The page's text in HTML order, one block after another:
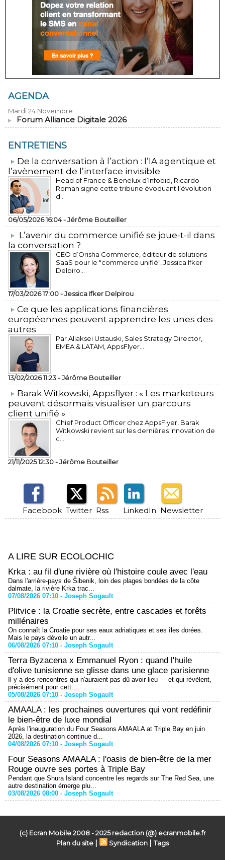
AGENDA
Mardi 24 Novembre
Forum Alliance Digitale 2026
ENTRETIENS
​De la conversation à l’action : l’IA agentique et
l’avènement de l’interface invisible
Head of France & Benelux d’Infobip, Ricardo
Roman signe cette tribune évoquant l’évolution
d...
06/05/2026 16:04 -Jérôme Bouteiller
L’avenir du commerce unifié se joue-t-il dans
la conversation ?
CEO d’Orisha Commerce, éditeur de solutions
SaaS pour le "commerce unifié", Jessica Ifker
Delpiro...
17/03/2026 17:00 -Jessica Ifker Delpirou
​Ce que les applications financières
européennes peuvent apprendre les unes des
autres
Par Aliaksei Ustauski, Sales Strategy Director,
EMEA & LATAM, AppsFlyer...
13/02/2026 11:23 -Jérôme Bouteiller
​Barak Witkowski, Appsflyer : « Les marketeurs
peuvent désormais visualiser un parcours
client unifié »
Chief Product Officer chez AppsFlyer, ​Barak
Witkowski revient sur les dernières innovation de
c...
21/11/2025 12:30 -Jérôme Bouteiller
Facebook Twitter Rss LinkedIn Newsletter
A LIRE SUR ECOLOCHIC
Krka : au fil d'une rivière où l'histoire coule avec l'eau
Dans l'arrière-pays de Šibenik, loin des plages bondées de la côte
dalmate, la rivière Krka trac...
07/08/2026 07:10 - Joseph Sogault
Plitvice : la Croatie secrète, entre cascades et forêts
millénaires
On connaît la Croatie pour ses eaux adriatiques et ses îles dorées.
Mais le pays dévoile un autr...
06/08/2026 07:10 - Joseph Sogault
Terra Byzacena x Emmanuel Ryon : quand l'huile
d'olive tunisienne se glisse dans une glace parisienne
Il y a des rencontres qui n'auraient pas dû avoir lieu — et qui révèlent,
précisément pour cett...
05/08/2026 07:10 - Joseph Sogault
AMAALA : les prochaines ouvertures qui vont redéfinir
le bien-être de luxe mondial
Après l'inauguration du Four Seasons AMAALA at Triple Bay en juin
2026, la destination continue d...
04/08/2026 07:10 - Joseph Sogault
Four Seasons AMAALA : l'oasis de bien-être de la mer
Rouge ouvre ses portes à Triple Bay
Pendant que Shura Island concentre les regards sur The Red Sea, une
autre destination émerge plu...
03/08/2026 08:00 - Joseph Sogault
(c) Ecran Mobile 2008 - 2025 redaction (@) ecranmobile.fr
Plan du site | Syndication |Tags